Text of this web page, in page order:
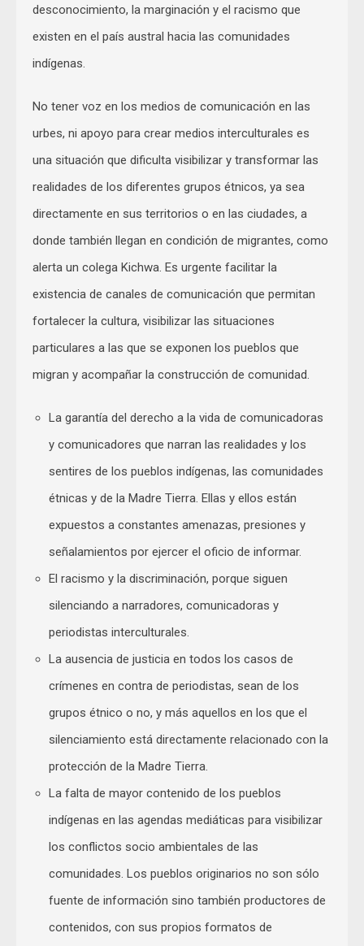
desconocimiento, la marginación y el racismo que
existen en el país austral hacia las comunidades
indígenas.
No tener voz en los medios de comunicación en las
urbes, ni apoyo para crear medios interculturales es
una situación que dificulta visibilizar y transformar las
realidades de los diferentes grupos étnicos, ya sea
directamente en sus territorios o en las ciudades, a
donde también llegan en condición de migrantes, como
alerta un colega Kichwa. Es urgente facilitar la
existencia de canales de comunicación que permitan
fortalecer la cultura, visibilizar las situaciones
particulares a las que se exponen los pueblos que
migran y acompañar la construcción de comunidad.
La garantía del derecho a la vida de comunicadoras
y comunicadores que narran las realidades y los
sentires de los pueblos indígenas, las comunidades
étnicas y de la Madre Tierra. Ellas y ellos están
expuestos a constantes amenazas, presiones y
señalamientos por ejercer el oficio de informar.
El racismo y la discriminación, porque siguen
silenciando a narradores, comunicadoras y
periodistas interculturales.
La ausencia de justicia en todos los casos de
crímenes en contra de periodistas, sean de los
grupos étnico o no, y más aquellos en los que el
silenciamiento está directamente relacionado con la
protección de la Madre Tierra.
La falta de mayor contenido de los pueblos
indígenas en las agendas mediáticas para visibilizar
los conflictos socio ambientales de las
comunidades. Los pueblos originarios no son sólo
fuente de información sino también productores de
contenidos, con sus propios formatos de